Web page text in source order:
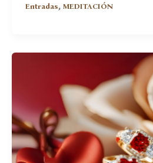
de
15/2
Entradas,MEDITACIÓN